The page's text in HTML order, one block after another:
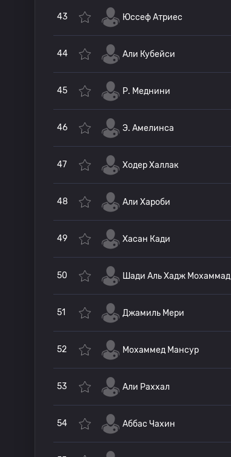
43 Юссеф Атриес
44 Али Кубейси
45 Р. Меднини
46 Э. Амелинса
47 Ходер Халлак
48 Али Хароби
49 Хасан Кади
50 Шади Аль Хадж Мохаммад
51 Джамиль Мери
52 Мохаммед Мансур
53 Али Раххал
54 Аббас Чахин